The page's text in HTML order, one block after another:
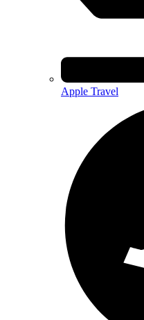
Apple Travel